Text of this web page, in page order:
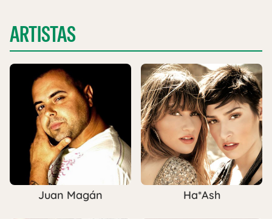
ARTISTAS
Juan Magán Ha*Ash